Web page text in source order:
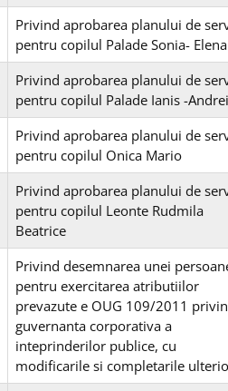
Privind aprobarea planului de
pentru copilul Palade Sonia- Elena
Privind aprobarea planului de
pentru copilul Palade Ianis -Andrei
Privind aprobarea planului de
pentru copilul Onica Mario
Privind aprobarea planului de
pentru copilul Leonte Rudmila
Beatrice
Privind desemnarea unei
pentru exercitarea atributiilor
prevazute e OUG 109/2011
guvernanta corporativa a
inteprinderilor publice, cu
modificarile si completarile